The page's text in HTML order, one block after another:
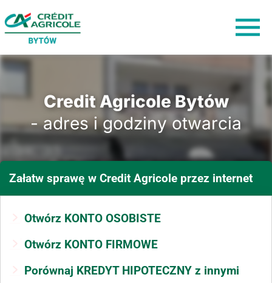
Credit Agricole Bytów
- adres i godziny otwarcia
Załatw sprawę w Credit Agricole przez internet
Otwórz KONTO OSOBISTE
Otwórz KONTO FIRMOWE
Porównaj KREDYT HIPOTECZNY z innymi